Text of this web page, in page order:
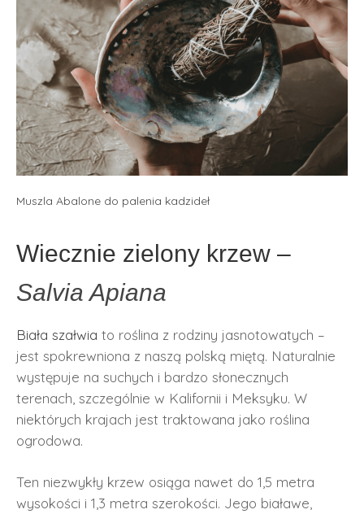
Muszla Abalone do palenia kadzideł
Wiecznie zielony krzew –
Salvia Apiana
Biała szałwia to roślina z rodziny jasnotowatych –
jest spokrewniona z naszą polską miętą. Naturalnie
występuje na suchych i bardzo słonecznych
terenach, szczególnie w Kalifornii i Meksyku. W
niektórych krajach jest traktowana jako roślina
ogrodowa.
Ten niezwykły krzew osiąga nawet do 1,5 metra
wysokości i 1,3 metra szerokości. Jego białawe,